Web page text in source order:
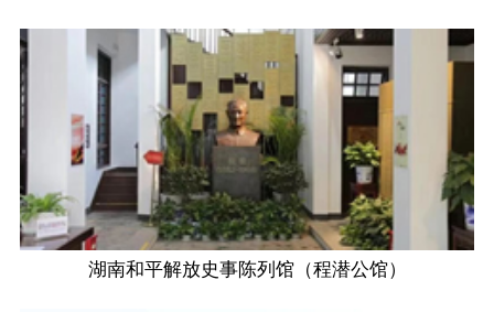
湖南和平解放史事陈列馆（程潜公馆）